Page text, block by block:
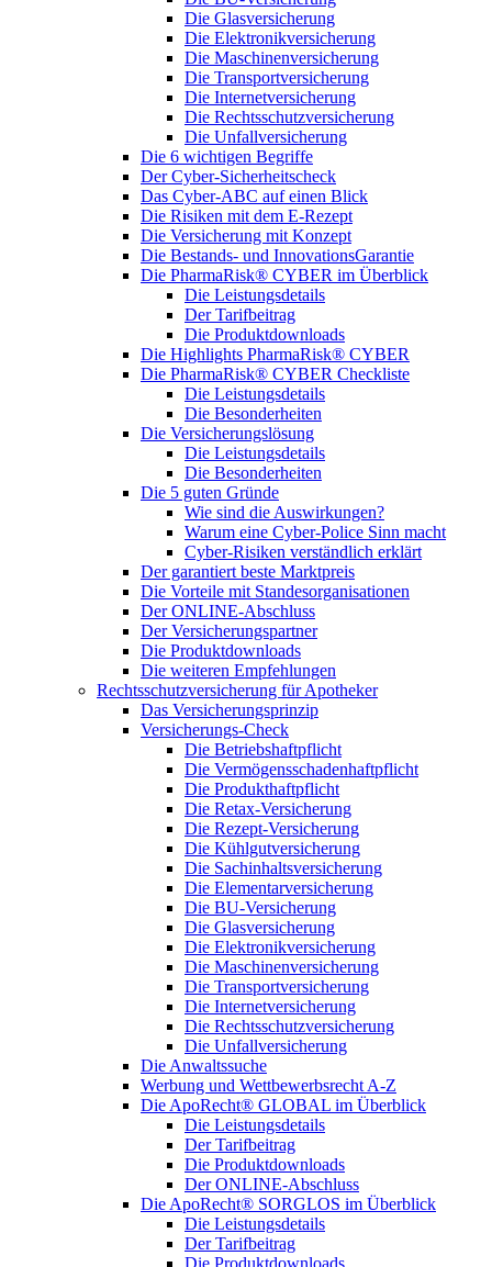
Die Glasversicherung
Die Elektronikversicherung
Die Maschinenversicherung
Die Transportversicherung
Die Internetversicherung
Die Rechtsschutzversicherung
Die Unfallversicherung
Die 6 wichtigen Begriffe
Der Cyber-Sicher­heits­check
Das Cyber-ABC auf einen Blick
Die Risiken mit dem E-Rezept
Die Versicherung mit Konzept
Die Bestands- und InnovationsGarantie
Die PharmaRisk® CYBER im Überblick
Die Leistungsdetails
Der Tarifbeitrag
Die Produktdownloads
Die Highlights PharmaRisk® CYBER
Die PharmaRisk® CYBER Checkliste
Die Leistungsdetails
Die Besonderheiten
Die Versicherungslösung
Die Leistungsdetails
Die Besonderheiten
Die 5 guten Gründe
Wie sind die Auswirkungen?
Warum eine Cyber-Police Sinn macht
Cyber-Risiken verständlich erklärt
Der garantiert beste Marktpreis
Die Vorteile mit Standesorganisationen
Der ONLINE-Abschluss
Der Versicherungspartner
Die Produktdownloads
Die weiteren Empfehlungen
Rechtsschutzversicherung für Apotheker
Das Versicherungsprinzip
Versicherungs-Check
Die Betriebshaftpflicht
Die Vermögensschadenhaftpflicht
Die Produkthaftpflicht
Die Retax-Versicherung
Die Rezept-Versicherung
Die Kühlgutversicherung
Die Sachinhaltsversicherung
Die Elementarversicherung
Die BU-Versicherung
Die Glasversicherung
Die Elektronikversicherung
Die Maschinenversicherung
Die Transportversicherung
Die Internetversicherung
Die Rechtsschutzversicherung
Die Unfallversicherung
Die Anwaltssuche
Werbung und Wettbewerbsrecht A-Z
Die ApoRecht® GLOBAL im Überblick
Die Leistungsdetails
Der Tarifbeitrag
Die Produktdownloads
Der ONLINE-Abschluss
Die ApoRecht® SORGLOS im Überblick
Die Leistungsdetails
Der Tarifbeitrag
Die Produktdownloads